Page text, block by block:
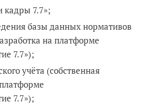
кадры 7.7»;
базы данных нормативов
на платформе
7.7»);
учёта (собственная
7.7»);